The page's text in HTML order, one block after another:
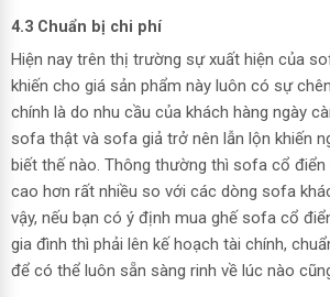
4.3 Chuẩn bị chi phí
Hiện nay trên thị trường sự xuất hiện của
khiến cho giá sản phẩm này luôn có sự
chính là do nhu cầu của khách hàng ngày
sofa thật và sofa giả trở nên lẫn lộn khiến
biết thế nào. Thông thường thì sofa cổ điển
cao hơn rất nhiều so với các dòng sofa
vậy, nếu bạn có ý định mua ghế sofa cổ
gia đình thì phải lên kế hoạch tài chính,
để có thể luôn sẵn sàng rinh về lúc nào